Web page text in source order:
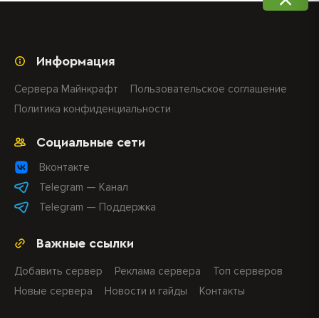
Важные ссылки
Добавить сервер Реклама сервера
Топ серверов
Новые сервера
Новости и гайды Контакты
Социальные сети
Вконтакте
Telegram — Канал
Telegram — Поддержка
Информация
Сервера Майнкрафт
Пользовательское соглашение
Политика конфиденциальности